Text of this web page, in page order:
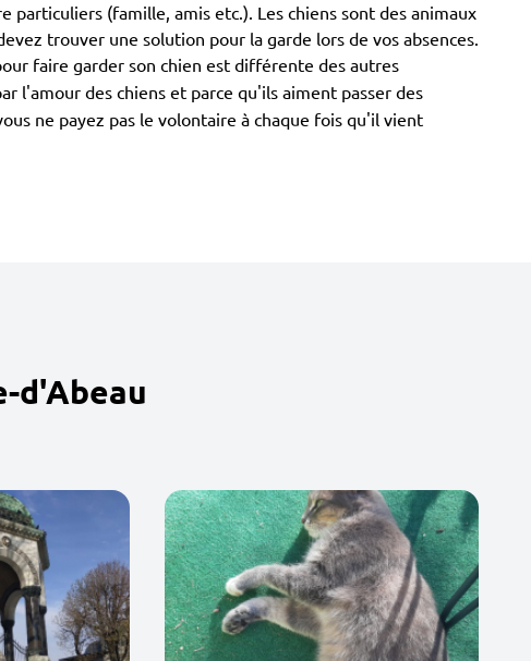
particuliers (famille, amis etc.). Les chiens sont des animaux
trouver une solution pour la garde lors de vos absences.
faire garder son chien est différente des autres
l'amour des chiens et parce qu'ils aiment passer des
ne payez pas le volontaire à chaque fois qu'il vient
d'Abeau